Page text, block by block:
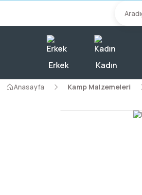
Erkek Kadın
Anasayfa Kamp Malzemeleri